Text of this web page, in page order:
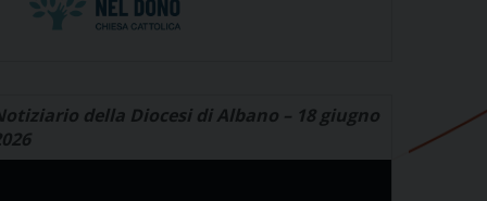
della Diocesi di Albano – 18 giugno